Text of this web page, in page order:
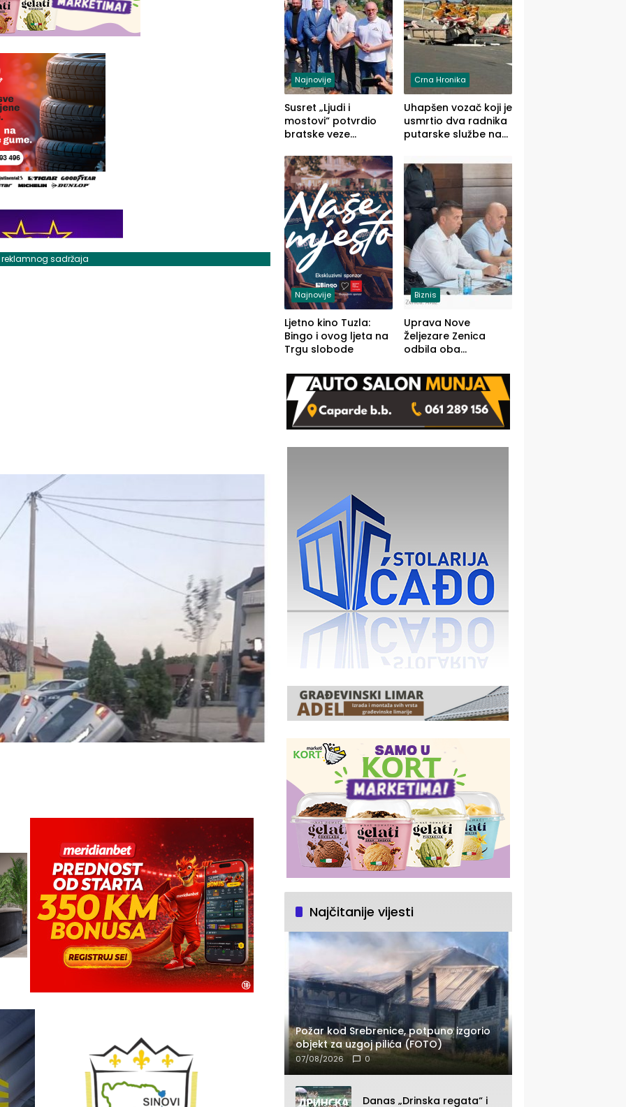
reklamnog sadržaja
Najnovije
Susret „Ljudi i
mostovi“ potvrdio
bratske veze
Zvornika
Crna Hronika
Uhapšen vozač koji je
usmrtio dva radnika
putarske službe na
prema Šapcu
(FOTO)
Najnovije
Ljetno kino Tuzla:
Bingo i ovog ljeta na
Trgu slobode
Biznis
Uprava Nove
Željezare Zenica
odbila oba
FBiH: Ustrajni da je
stečaj jedino rješenje
Najčitanije vijesti
Požar kod Srebrenice, potpuno izgorio
objekt za uzgoj pilića (FOTO)
07/08/2026 0
Danas „Drinska regata“ i